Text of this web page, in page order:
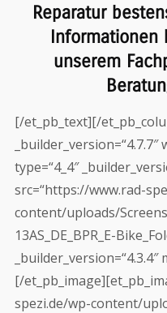
Reparatur
Informationen
unserem
[/et_pb_text][/
type=“4_4″
src=“https://www.rad-
content/uploads/
13AS_DE_BPR_E-
[/
spezi.de/wp-content/